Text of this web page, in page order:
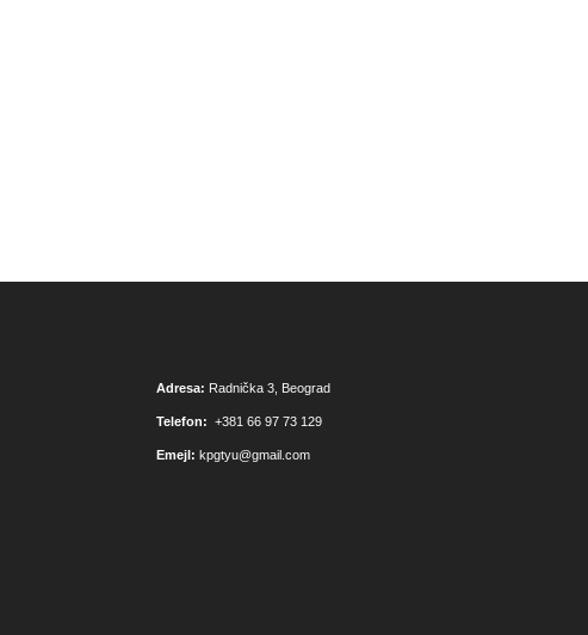
Adresa: Radnička 3, Beograd
Telefon: +381 66 97 73 129
Emejl: kpgtyu@gmail.com